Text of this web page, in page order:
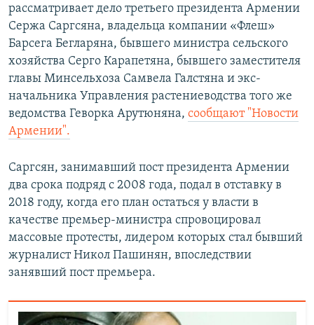
рассматривает дело третьего президента Армении
Сержа Саргсяна, владельца компании «Флеш»
Барсега Бегларяна, бывшего министра сельского
хозяйства Серго Карапетяна, бывшего заместителя
главы Минсельхоза Самвела Галстяна и экс-
начальника Управления растениеводства того же
ведомства Геворка Арутюняна, сообщают "Новости
Армении".
Саргсян, занимавший пост президента Армении
два срока подряд с 2008 года, подал в отставку в
2018 году, когда его план остаться у власти в
качестве премьер-министра спровоцировал
массовые протесты, лидером которых стал бывший
журналист Никол Пашинян, впоследствии
занявший пост премьера.